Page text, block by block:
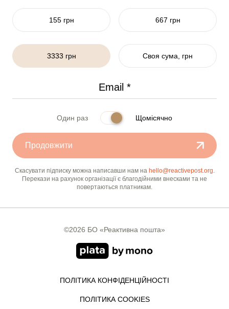
155 грн 667 грн
3333 грн Своя сума, грн
Один раз Щомісячно
Продовжити
Скасувати підписку можна написавши нам на hello@reactivepost.org.
Перекази на рахунок організації є благодійними внесками та не
повертаються платникам.
©2026 БО «Реактивна пошта»
ПОЛІТИКА КОНФІДЕНЦІЙНОСТІ
ПОЛІТИКА COOKIES